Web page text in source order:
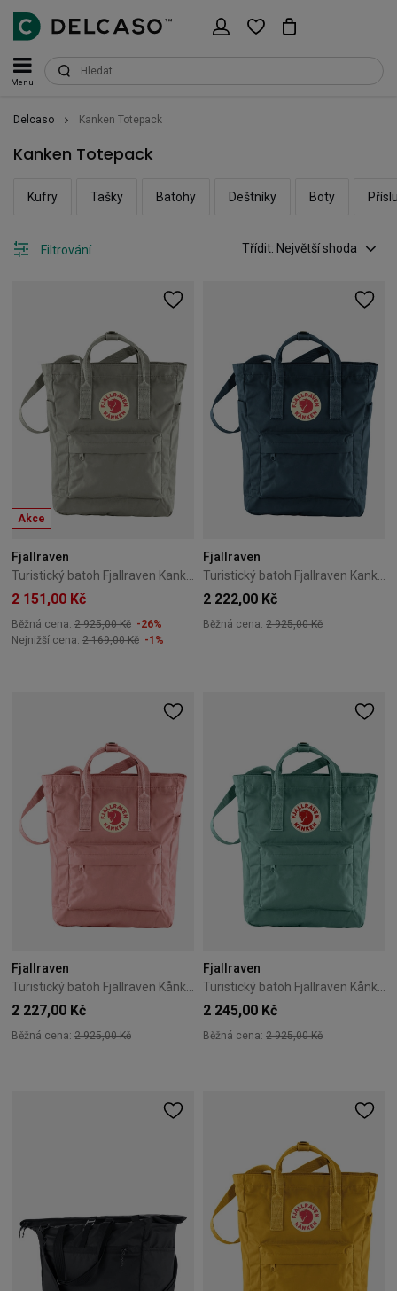
Menu
Delcaso Kanken Totepack
Kanken Totepack
Kufry Tašky Batohy Deštníky Boty
Třídit: Největší shoda
Filtrování
Akce
Fjallraven
2 151,00 Kč
Běžná cena: 2 925,00 Kč -26%
Nejnižší cena: 2 169,00 Kč -1%
Fjallraven
2 222,00 Kč
Běžná cena: 2 925,00 Kč
Fjallraven
Turistický batoh Fjällräven Kånken Totepack – Pink
2 227,00 Kč
Běžná cena: 2 925,00 Kč
Fjallraven
Turistický batoh Fjällräven Kånken Totepack – Frost Green
2 245,00 Kč
Běžná cena: 2 925,00 Kč